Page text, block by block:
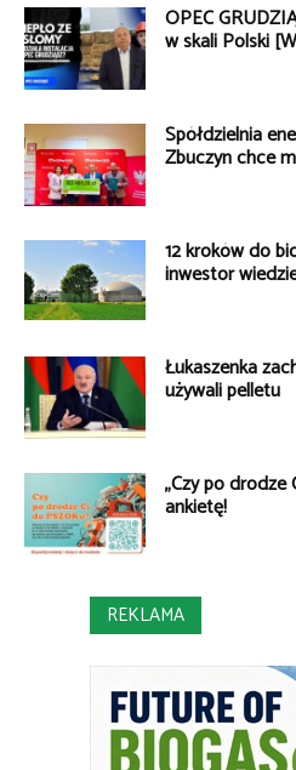
OPEC
w skali Polski
Spółdzielnia
Zbuczyn chce
12 kroków do
inwestor
Łukaszenka
używali pelletu
„Czy po drodze
ankietę!
REKLAMA